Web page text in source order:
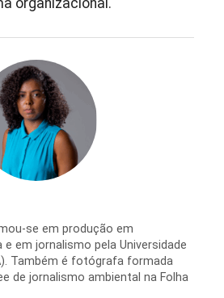
se em produção em
em jornalismo pela Universidade
Também é fotógrafa formada
de jornalismo ambiental na Folha